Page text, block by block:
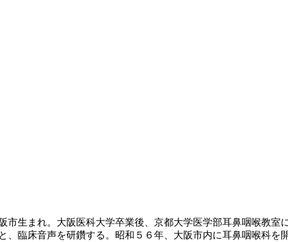
市生まれ。大阪医科大学卒業後、京都大学医学部耳鼻咽喉教
臨床音声を研鑽する。昭和５６年、大阪市内に耳鼻咽喉科を